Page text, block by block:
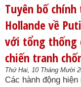
Tuyên bố
Hollande về
với tổng thống
chiến tranh
Thứ Hai, 10 Tháng Mười
Các hành động